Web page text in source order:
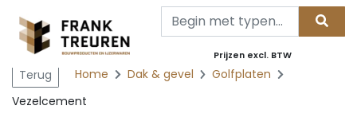
Prijzen excl. BTW
Terug Home Dak & gevel
Golfplaten
Vezelcement